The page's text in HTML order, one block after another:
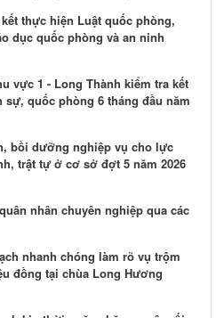
thực hiện Luật quốc phòng,
dục quốc phòng và an ninh
vực 1 - Long Thành kiểm tra kết
quốc phòng 6 tháng đầu năm
bồi dưỡng nghiệp vụ cho lực
trật tự ở cơ sở đợt 5 năm 2026
nhân chuyên nghiệp qua các
nhanh chóng làm rõ vụ trộm
đồng tại chùa Long Hương